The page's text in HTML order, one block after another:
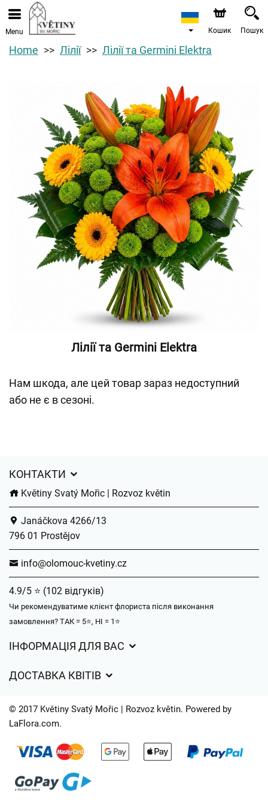
Menu Кошик Пошук
Home Лілії Лілії та Germini Elektra
Лілії та Germini Elektra
Нам шкода, але цей товар зараз недоступний
або не є в сезоні.
КОНТАКТИ
Květiny Svatý Mořic | Rozvoz květin
Janáčkova 4266/13
796 01 Prostějov
info@olomouc-kvetiny.cz
4.9/5 ⭐ (102 відгуків)
Чи рекомендуватиме клієнт флориста після виконання
замовлення? ТАК = 5⭐, НІ = 1⭐
ІНФОРМАЦІЯ ДЛЯ ВАС
Захист персональних даних
Час доставки квітів – огляд можливостей
ДОСТАВКА КВІТІВ
Куди ми доставляємо квіти
Контакти
© 2017 Květiny Svatý Mořic | Rozvoz květin. Powered by
LaFlora.com.